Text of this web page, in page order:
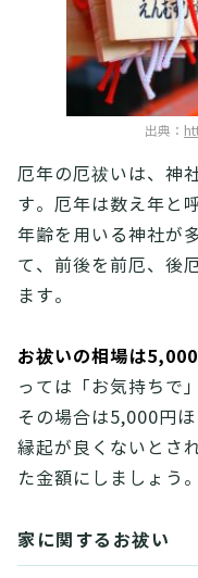
出典：
厄年の厄祓いは、神
す。厄年は数え年と
年齢を用いる神社が
て、前後を前厄、後
ます。
お祓いの相場は
っては「お気持ちで
その場合は5,000円
縁起が良くないとさ
た金額にしましょう。
家に関するお祓い